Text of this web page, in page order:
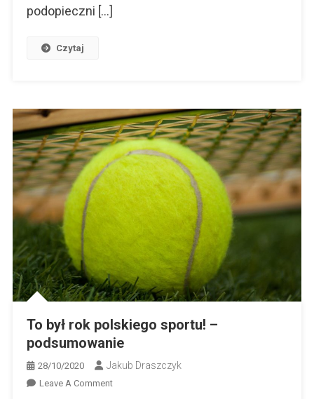
podopieczni […]
Czytaj
To był rok polskiego sportu! –
podsumowanie
28/10/2020 Jakub Draszczyk
Leave A CommentOn